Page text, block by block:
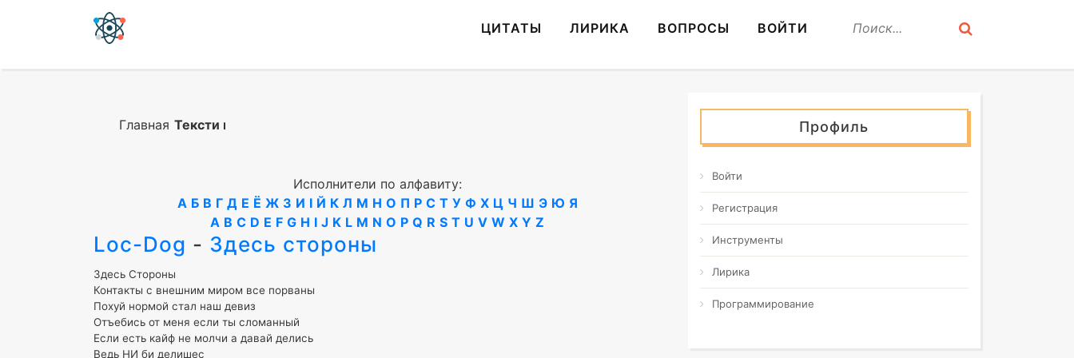
ЦИТАТЫ ЛИРИКА ВОПРОСЫ ВОЙТИ
Главная Тексти песен
Исполнители по алфавиту:
А Б В Г Д Е Ё Ж З И І Й К Л М Н О П Р С Т У Ф Х Ц Ч Ш Э Ю Я
A B C D E F G H I J K L M N O P Q R S T U V W X Y Z
Loc-Dog - Здесь стороны
Здесь Стороны
Контакты с внешним миром все порваны
Похуй нормой стал наш девиз
Отъебись от меня если ты сломанный
Если есть кайф не молчи а давай делись
Ведь НИ би делишес
Профиль
Войти
Регистрация
Инструменты
Лирика
Программирование